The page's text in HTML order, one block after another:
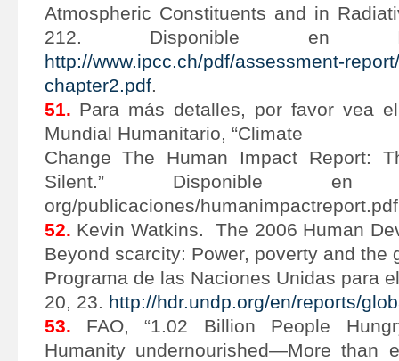
Atmospheric Constituents and in
212. Disponible en
http://www.ipcc.ch/pdf/assessment-
chapter2.pdf.
51. Para más detalles, por favor vea
Mundial Humanitario, “Climate
Change The Human Impact Report:
Silent.” Disponible en
org/publicaciones/
52. Kevin Watkins. The 2006 Human
Beyond scarcity: Power, poverty and the
Programa de las Naciones Unidas para
20, 23. http://hdr.undp.org/en/reports/
53. FAO, “1.02 Billion People
Humanity undernourished—More than